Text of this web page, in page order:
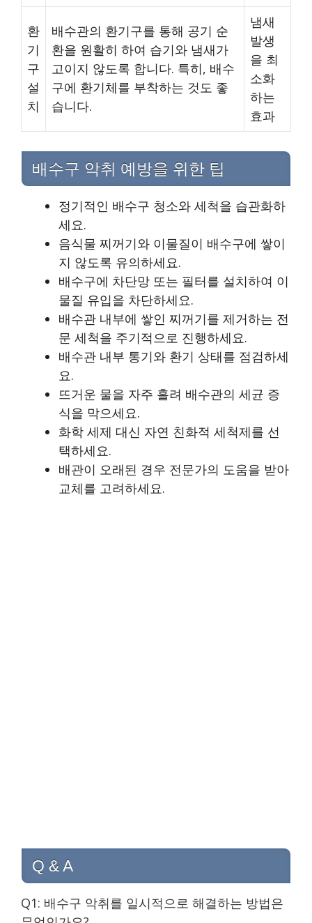
환
기
구
설
치
배수관의 환기구를 통해 공기 순
환을 원활히 하여 습기와 냄새가
고이지 않도록 합니다. 특히, 배수
구에 환기체를 부착하는 것도 좋
습니다.
냄새
발생
을 최
소화
하는
효과
배수구 악취 예방을 위한 팁
정기적인 배수구 청소와 세척을 습관화하
세요.
음식물 찌꺼기와 이물질이 배수구에 쌓이
지 않도록 유의하세요.
배수구에 차단망 또는 필터를 설치하여 이
물질 유입을 차단하세요.
배수관 내부에 쌓인 찌꺼기를 제거하는 전
문 세척을 주기적으로 진행하세요.
배수관 내부 통기와 환기 상태를 점검하세
요.
뜨거운 물을 자주 흘려 배수관의 세균 증
식을 막으세요.
화학 세제 대신 자연 친화적 세척제를 선
택하세요.
배관이 오래된 경우 전문가의 도움을 받아
교체를 고려하세요.
Q & A
Q1: 배수구 악취를 일시적으로 해결하는 방법은